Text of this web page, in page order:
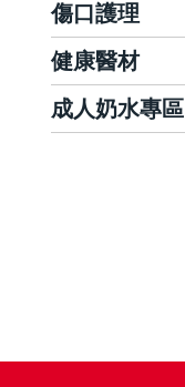
傷口護理
健康醫材
成人奶水專區